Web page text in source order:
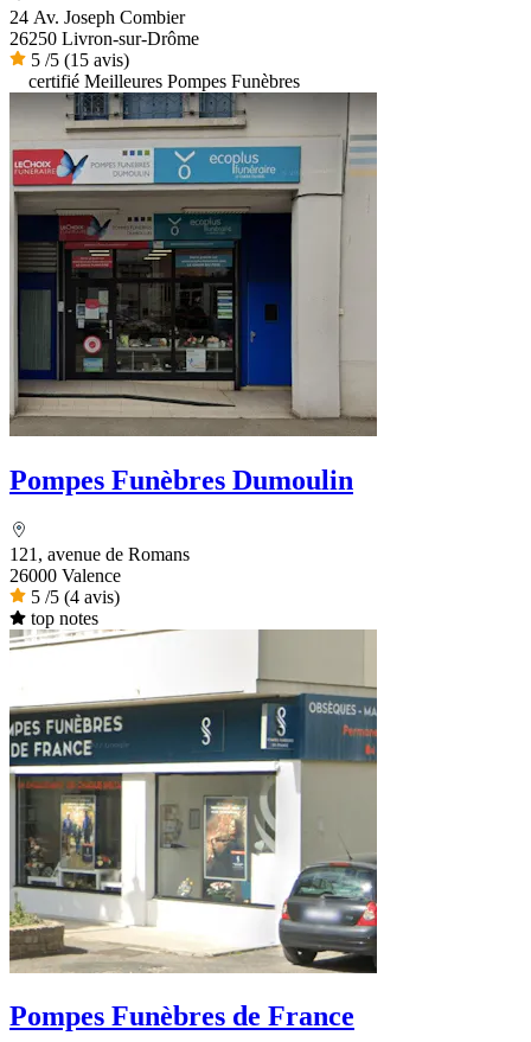
24 Av. Joseph Combier
26250 Livron-sur-Drôme
5 /5 (15 avis)
certifié Meilleures Pompes Funèbres
Pompes Funèbres Dumoulin
121, avenue de Romans
26000 Valence
5 /5 (4 avis)
top notes
Pompes Funèbres de France